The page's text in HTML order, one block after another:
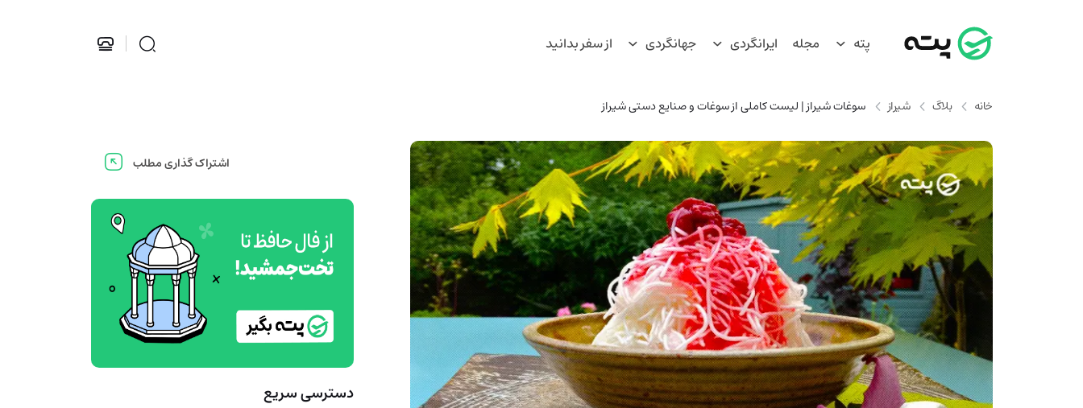
پته مجله ایرانگردی جهانگردی از سفر بدانید
خانه بلاگ شیراز سوغات شیراز | لیست کاملی از سوغات و صنایع دستی شیراز
اشتراک گذاری مطلب
دسترسی سریع